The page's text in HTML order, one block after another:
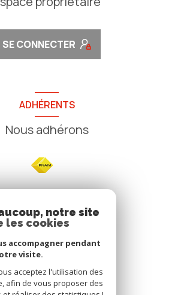
SE CONNECTER
ADHÉRENTS
Nous adhérons
NOSnotre site
les cookies
accompagner pendant
visite.
acceptez l'utilisation des
afin de vous proposer des